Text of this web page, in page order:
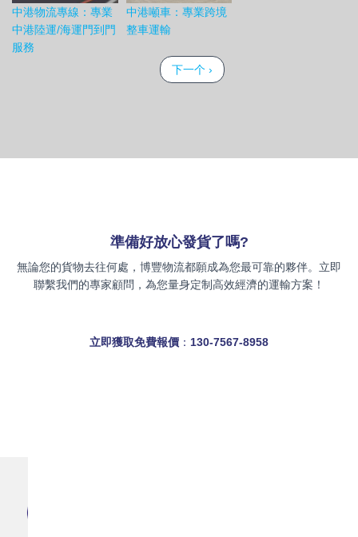
中港物流專線：專業
中港陸運/海運門到門
服務
中港噸車：專業跨境
整車運輸
下一頁
下一个 ›
準備好放心發貨了嗎?
無論您的貨物去往何處，博豐物流都願成為您最可靠的夥伴。立即
聯繫我們的專家顧問，為您量身定制高效經濟的運輸方案！
立即獲取免費報價 ： 130-7567-8958